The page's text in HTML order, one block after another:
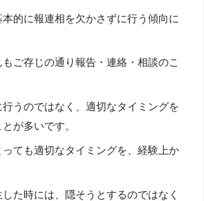
的に報連相を欠かさずに行う傾向に
ご存じの通り報告・連絡・相談のこ
行うのではなく、適切なタイミングを
が多いです。
ても適切なタイミングを、経験上か
た時には、隠そうとするのではなく